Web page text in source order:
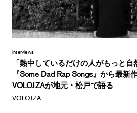
Interviews
「熱中しているだけの人がもっと自
『Some Dad Rap Songs』から最新
VOLOJZAが地元・松戸で語る
VOLOJZA